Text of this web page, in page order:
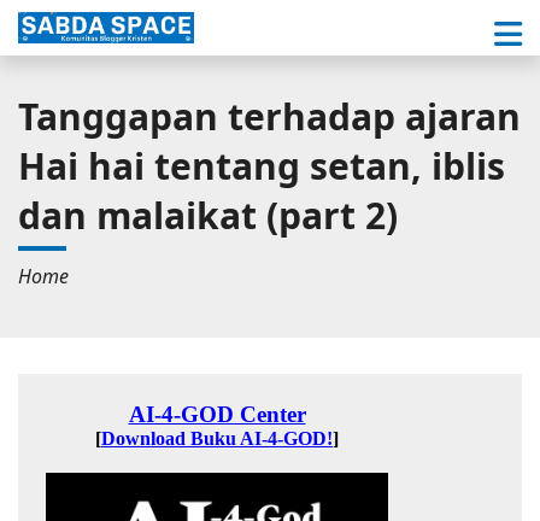
Tanggapan terhadap ajaran
Hai hai tentang setan, iblis
dan malaikat (part 2)
Home